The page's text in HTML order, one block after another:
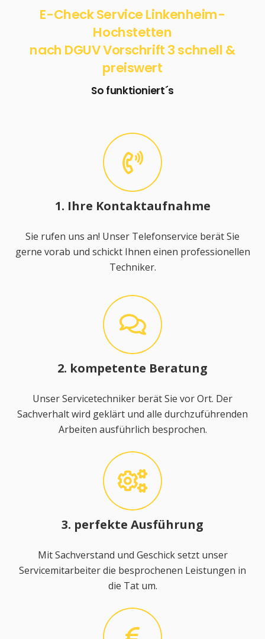
E-Check Service Linkenheim-
Hochstetten
nach DGUV Vorschrift 3 schnell &
preiswert
So funktioniert´s
1. Ihre Kontaktaufnahme
Sie rufen uns an! Unser Telefonservice berät Sie
gerne vorab und schickt Ihnen einen professionellen
Techniker.
2. kompetente Beratung
Unser Servicetechniker berät Sie vor Ort. Der
Sachverhalt wird geklärt und alle durchzuführenden
Arbeiten ausführlich besprochen.
3. perfekte Ausführung
Mit Sachverstand und Geschick setzt unser
Servicemitarbeiter die besprochenen Leistungen in
die Tat um.